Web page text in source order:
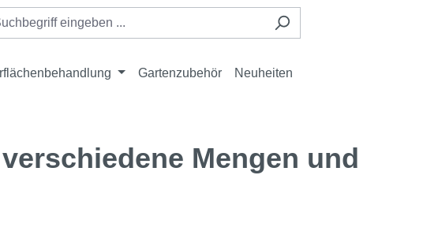
Gartenzubehör Neuheiten
Mengen und